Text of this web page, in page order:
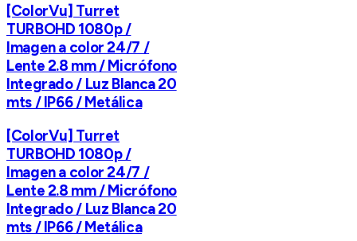
[ColorVu] Turret
TURBOHD 1080p /
Imagen a color 24/7 /
Lente 2.8 mm / Micrófono
Integrado / Luz Blanca 20
mts / IP66 / Metálica
[ColorVu] Turret
TURBOHD 1080p /
Imagen a color 24/7 /
Lente 2.8 mm / Micrófono
Integrado / Luz Blanca 20
mts / IP66 / Metálica